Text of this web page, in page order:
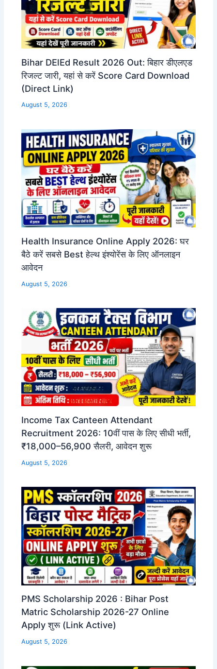
Bihar DElEd Result 2026 Out: बिहार डीएलएड
रिजल्ट जारी, यहां से करें Score Card Download
(Direct Link)
August 5, 2026
Health Insurance Online Apply 2026: घर
बैठे करें सबसे Best हेल्थ इंश्योरेंस के लिए ऑनलाइन
आवेदन
August 5, 2026
Income Tax Canteen Attendant
Recruitment 2026: 10वीं पास के लिए सीधी भर्ती,
₹18,000–56,900 सैलरी, आवेदन शुरू
August 5, 2026
PMS Scholarship 2026 : Bihar Post
Matric Scholarship 2026-27 Online
Apply शुरू (Link Active)
August 5, 2026